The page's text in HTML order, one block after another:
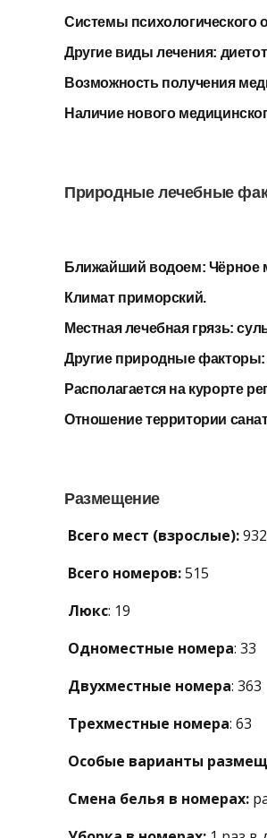
Системы психологического
Другие виды лечения:
Возможность получения
Наличие нового
Природные лечебные
Ближайший водоем: Чёрное
Климат приморский.
Местная лечебная грязь:
Другие природные факторы:
Располагается на курорте
Отношение территории
Размещение
Всего мест (взрослые):932
Всего номеров:515
Люкс: 19
Одноместные номера: 33
Двухместные номера: 363
Трехместные номера: 63
Особые варианты
Смена белья в номерах: